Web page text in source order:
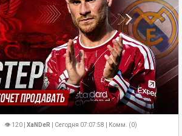
👁 120 | XaNDeR | Сегодня 07:07:58 | Комм. (0)